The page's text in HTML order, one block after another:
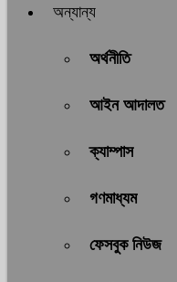
অন্যান্য
অর্থনীতি
আইন আদালত
ক্যাম্পাস
গণমাধ্যম
ফেসবুক নিউজ